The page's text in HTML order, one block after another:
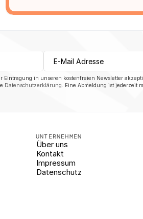
Eintragung in unseren kostenfreien Newsletter
Datenschutzerklärung . Eine Abmeldung ist jederzeit
UNTERNEHMEN
Über uns
Kontakt
Impressum
Datenschutz